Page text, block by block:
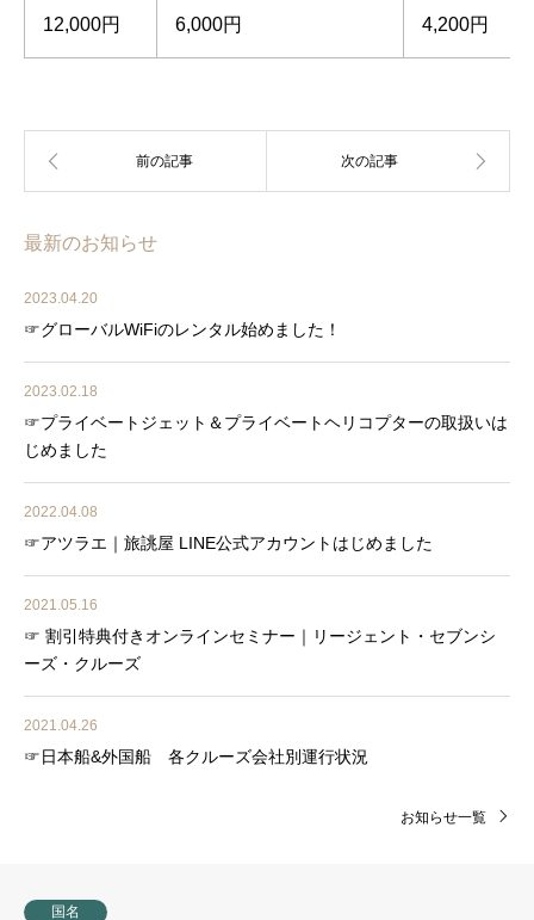
12,000円 6,000円 4,200円
最新のお知らせ
2023.04.20
☞グローバルWiFiのレンタル始めました！
2023.02.18
☞プライベートジェット＆プライベートヘリコプターの取扱いは
じめました
2022.04.08
☞アツラエ｜旅誂屋 LINE公式アカウントはじめました
2021.05.16
☞ 割引特典付きオンラインセミナー｜リージェント・セブンシ
ーズ・クルーズ
2021.04.26
☞日本船&外国船 各クルーズ会社別運行状況
お知らせ一覧
国名